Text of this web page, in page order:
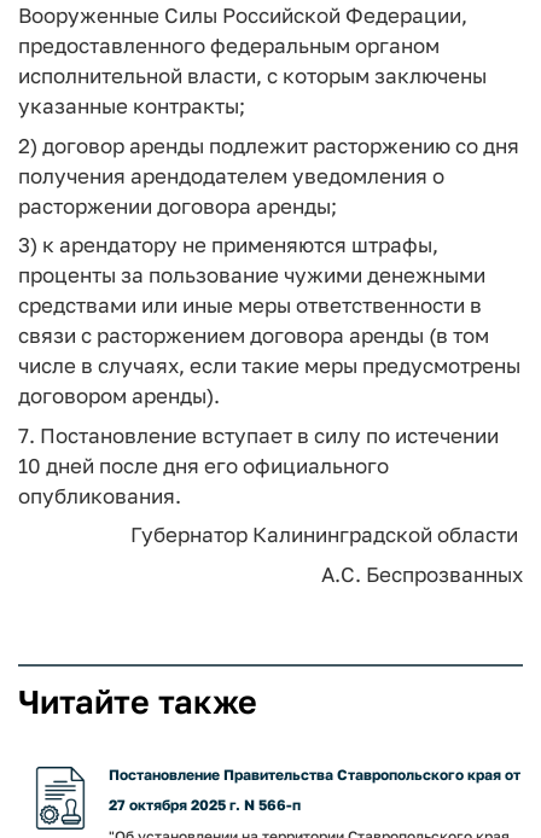
Вооруженные Силы Российской Федерации,
предоставленного федеральным органом
исполнительной власти, с которым заключены
указанные контракты;
2) договор аренды подлежит расторжению со дня
получения арендодателем уведомления о
расторжении договора аренды;
3) к арендатору не применяются штрафы,
проценты за пользование чужими денежными
средствами или иные меры ответственности в
связи с расторжением договора аренды (в том
числе в случаях, если такие меры предусмотрены
договором аренды).
7. Постановление вступает в силу по истечении
10 дней после дня его официального
опубликования.
Губернатор Калининградской области
А.С. Беспрозванных
Читайте также
Постановление Правительства Ставропольского края от
27 октября 2025 г. N 566-п